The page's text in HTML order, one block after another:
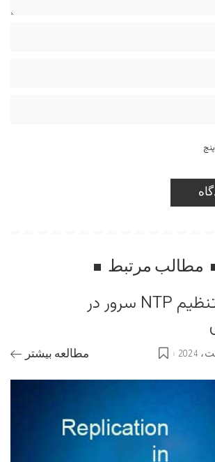
مطالب مرتبط
آموزش کامل تنظیم NTP سرور در
مطالعه بیشتر